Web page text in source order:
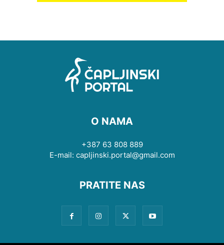
O NAMA
+387 63 808 889
E-mail: capljinski.portal@gmail.com
PRATITE NAS